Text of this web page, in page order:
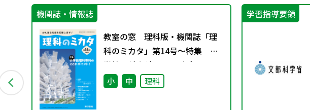
キ
機関誌・情報誌
教室の窓 理科版・機関誌「理
科のミカタ」第14号～特集 小
学校理科専科のここがポイン
ト！～
小 中 理科
学習指導要領